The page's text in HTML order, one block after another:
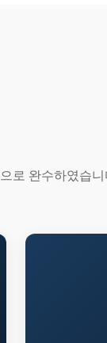
로 완수하였습니